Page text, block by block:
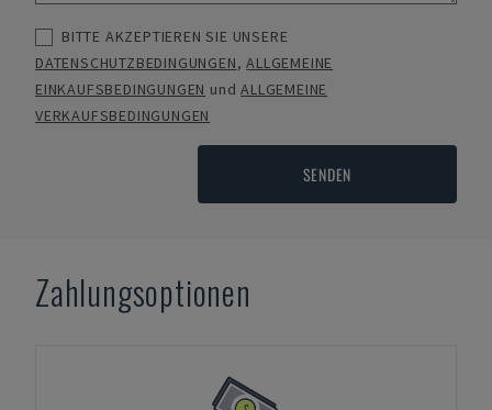
BITTE AKZEPTIEREN SIE UNSERE
DATENSCHUTZBEDINGUNGEN,ALLGEMEINE
EINKAUFSBEDINGUNGEN undALLGEMEINE
VERKAUFSBEDINGUNGEN
SENDEN
Zahlungsoptionen